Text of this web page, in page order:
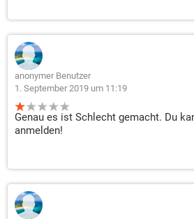
anonymer Benutzer
1. September 2019 um 11:19
Genau es ist Schlecht gemacht. Du
anmelden!